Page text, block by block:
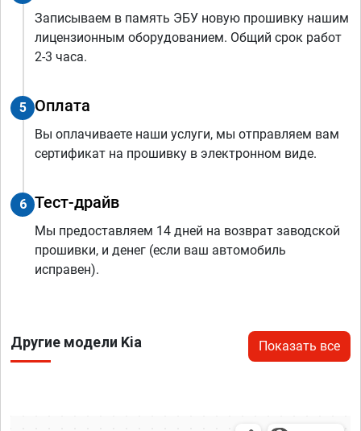
Записываем в память ЭБУ новую прошивку нашим
лицензионным оборудованием. Общий срок работ
2-3 часа.
5 Оплата
Вы оплачиваете наши услуги, мы отправляем вам
сертификат на прошивку в электронном виде.
6 Тест-драйв
Мы предоставляем 14 дней на возврат заводской
прошивки, и денег (если ваш автомобиль
исправен).
Другие модели Kia Показать все